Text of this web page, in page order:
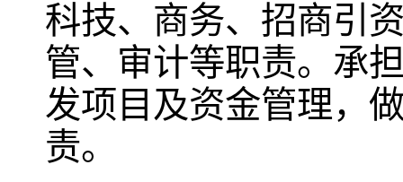
科技、商务、招商引
管、审计等职责。承
发项目及资金管理，
责。